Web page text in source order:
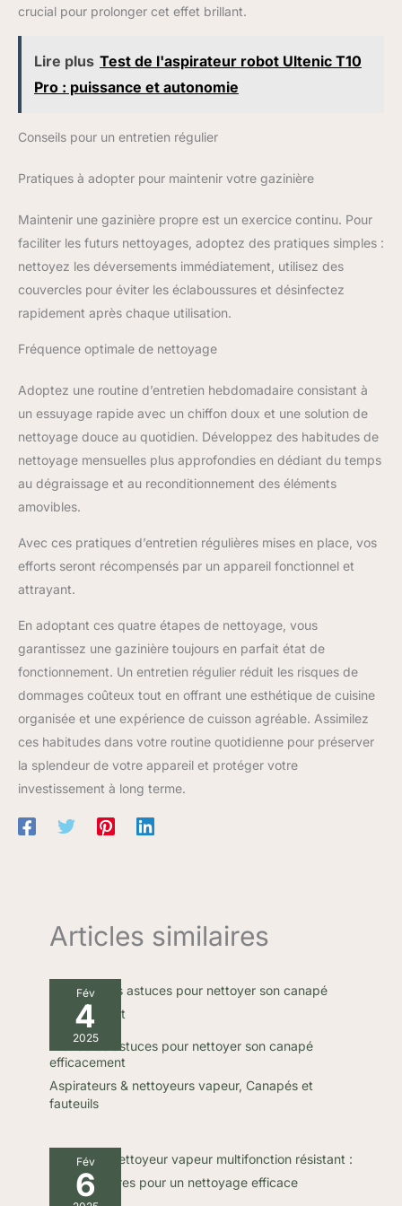
propose à ses consommateurs des nettoyants ménagers pour
désinfecter, assainir, détacher et blanchir tous types de
crucial pour prolonger cet effet brillant.
Lire plus Test de l'aspirateur robot Ultenic T10
Pro : puissance et autonomie
Conseils pour un entretien régulier
Pratiques à adopter pour maintenir votre gazinière
Maintenir une gazinière propre est un exercice continu. Pour
faciliter les futurs nettoyages, adoptez des pratiques simples :
nettoyez les déversements immédiatement, utilisez des
couvercles pour éviter les éclaboussures et désinfectez
rapidement après chaque utilisation.
Fréquence optimale de nettoyage
Adoptez une routine d’entretien hebdomadaire consistant à
un essuyage rapide avec un chiffon doux et une solution de
nettoyage douce au quotidien. Développez des habitudes de
nettoyage mensuelles plus approfondies en dédiant du temps
au dégraissage et au reconditionnement des éléments
amovibles.
Avec ces pratiques d’entretien régulières mises en place, vos
efforts seront récompensés par un appareil fonctionnel et
attrayant.
En adoptant ces quatre étapes de nettoyage, vous
garantissez une gazinière toujours en parfait état de
fonctionnement. Un entretien régulier réduit les risques de
dommages coûteux tout en offrant une esthétique de cuisine
organisée et une expérience de cuisson agréable. Assimilez
ces habitudes dans votre routine quotidienne pour préserver
la splendeur de votre appareil et protéger votre
investissement à long terme.
Articles similaires
Fév
4
2025
Meilleures astuces pour nettoyer son canapé
efficacement
Aspirateurs & nettoyeurs vapeur, Canapés et
fauteuils
Fév
6